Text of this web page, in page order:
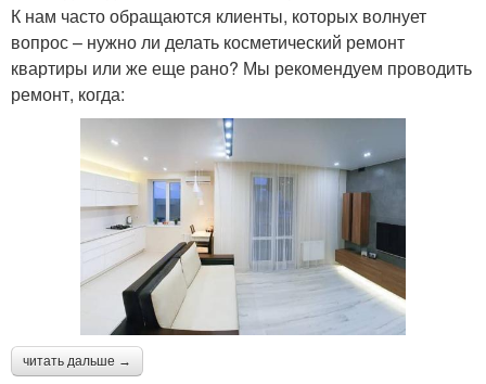
К нам часто обращаются клиенты, которых волнует
вопрос – нужно ли делать косметический ремонт
квартиры или же еще рано? Мы рекомендуем проводить
ремонт, когда:
читать дальше →